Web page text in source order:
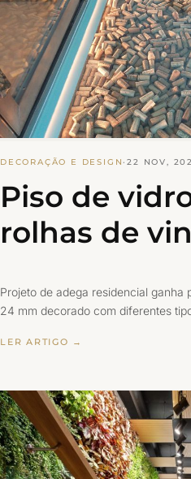
DECORAÇÃO E DESIGN·22 NOV,
Piso de
rolhas de
Projeto de adega residencial ganha
24 mm decorado com diferentes
LER ARTIGO →